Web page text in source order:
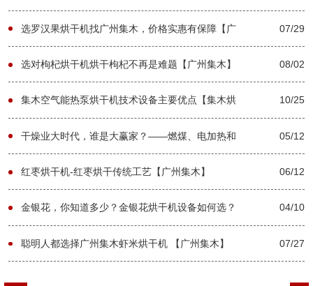
选罗汉果烘干机找广州集木，价格实惠有保障【广
州集木】
07/29
选对枸杞烘干机烘干枸杞不再是难题【广州集木】 08/02
集木空气能热泵烘干机技术设备主要优点【集木烘
干】
10/25
干燥业大时代，谁是大赢家？——燃煤、电加热和
热泵烘干机行业全解析
05/12
红枣烘干机-红枣烘干传统工艺【广州集木】 06/12
金银花，你知道多少？金银花烘干机设备如何选？
【广州集木】
04/10
聪明人都选择广州集木虾米烘干机 【广州集木】 07/27